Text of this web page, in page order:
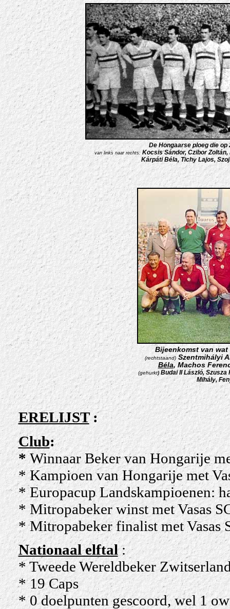
De Hongaarse ploeg die
van links naar rechts: Kocsis Sándor, Czibor
Kárpáti Béla, Tichy Lajos,
Bijeenkomst van
(rechtstaand) Szentmihályi
Béla, Machos
(gehurkt) Budai IILászló, Szusza
Mihály,
ERELIJST:
Club:
*Winnaar Beker van Hongarije
* Kampioen van Hongarije met
* Europacup Landskampioenen:
* Mitropabeker winst met Vasas
* Mitropabeker finalist met Vasas
Nationaal elftal :
* Tweede Wereldbeker
* 19 Caps
* 0 doelpunten gescoord, wel 1